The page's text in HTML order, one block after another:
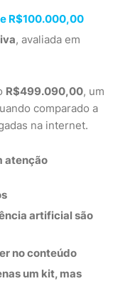
R$100.000,00
, avaliada em
R$499.090,00, um
comparado a
na internet.
atenção
artificial são
no conteúdo
um kit, mas